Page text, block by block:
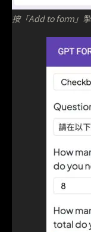
按「Add to form」